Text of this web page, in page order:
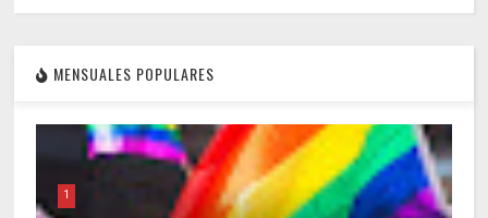
MENSUALES POPULARES
1